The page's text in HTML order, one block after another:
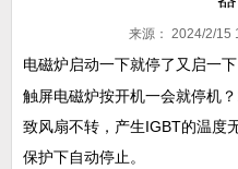
来源： 2024/2/
电磁炉启动一下就停了又启一下
触屏电磁炉按开机一会就停机
致风扇不转，产生IGBT的温度
保护下自动停止。